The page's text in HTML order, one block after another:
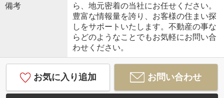
備考
ら、地元密着の当社にお任せください。
豊富な情報量を誇り、お客様の住まい探
しをサポートいたします。不動産の事な
らどのようなことでもお気軽にお問い合
わせください。
お気に入り追加 お問い合わせ